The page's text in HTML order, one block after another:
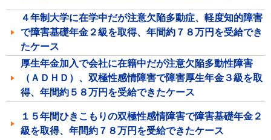
４年制大学に在学中だが注意欠陥多動症、軽度知的障害
で障害基礎年金２級を取得、年間約７８万円を受給でき
たケース
厚生年金加入で会社に在籍中だが注意欠陥多動性障害
（ＡＤＨＤ）、双極性感情障害で障害厚生年金３級を取
得、年間約５８万円を受給できたケース
１５年間ひきこもりの双極性感情障害で障害基礎年金２
級を取得、年間約７８万円を受給できたケース